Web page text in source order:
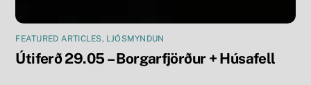
FEATURED ARTICLES, LJÓSMYNDUN
Útiferð 29.05 – Borgarfjörður + Húsafell